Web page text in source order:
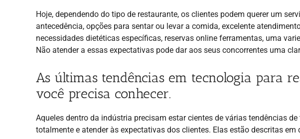
Hoje, dependendo do tipo de restaurante, os clientes podem querer um
antecedência, opções para sentar ou levar a comida, excelente
necessidades dietéticas específicas, reservas online ferramentas, uma
Não atender a essas expectativas pode dar aos seus concorrentes uma
As últimas tendências em tecnologia para
você precisa conhecer.
Aqueles dentro da indústria precisam estar cientes de várias tendências
totalmente e atender às expectativas dos clientes. Elas estão descritas em